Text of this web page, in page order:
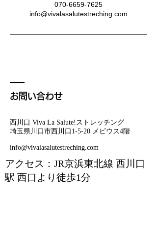
070-6659-7625
info@vivalasalutestreching.com
お問い合わせ
西川口 Viva La Salute!ストレッチング
埼玉県川口市西川口1-5-20 メビウス4階
info@vivalasalutestreching.com
アクセス：JR京浜東北線 西川口
駅 西口より徒歩1分